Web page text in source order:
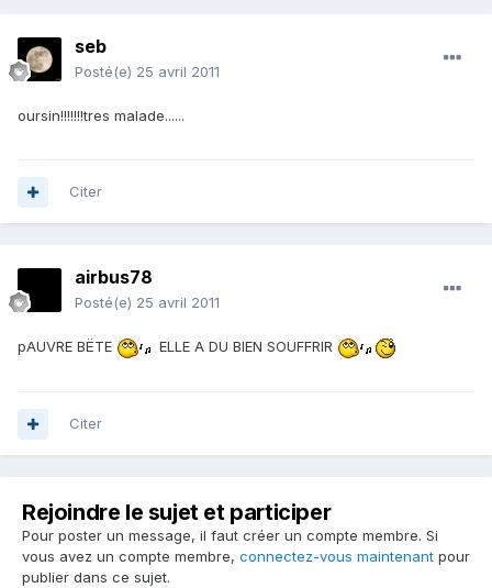
seb
Posté(e) 25 avril 2011
oursin!!!!!!!tres malade......
Citer
airbus78
Posté(e) 25 avril 2011
pAUVRE BËTE ELLE A DU BIEN SOUFFRIR
Citer
Rejoindre le sujet et participer
Pour poster un message, il faut créer un compte membre. Si
vous avez un compte membre, connectez-vous maintenant pour
publier dans ce sujet.